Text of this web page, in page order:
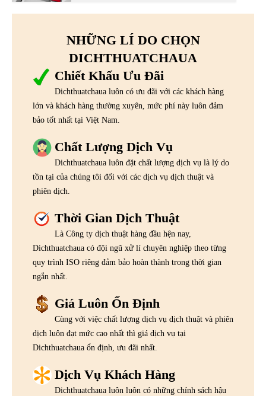
NHỮNG LÍ DO CHỌN
DICHTHUATCHAUA
Chiết Khấu Ưu Đãi
Dichthuatchaua luôn có ưu đãi với các khách hàng
lớn và khách hàng thường xuyên, mức phí này luôn đảm
bảo tốt nhất tại Việt Nam.
Chất Lượng Dịch Vụ
Dichthuatchaua luôn đặt chất lượng dịch vụ là lý do
tồn tại của chúng tôi đối với các dịch vụ dịch thuật và
phiên dịch.
Thời Gian Dịch Thuật
Là Công ty dịch thuật hàng đầu hện nay,
Dichthuatchaua có đội ngũ xử lí chuyên nghiệp theo từng
quy trình ISO riêng đảm bảo hoàn thành trong thời gian
ngắn nhất.
Giá Luôn Ổn Định
Cùng với việc chất lượng dịch vụ dịch thuật và phiên
dịch luôn đạt mức cao nhất thì giá dịch vụ tại
Dichthuatchaua ổn định, ưu đãi nhất.
Dịch Vụ Khách Hàng
Dichthuatchaua luôn luôn có những chính sách hậu